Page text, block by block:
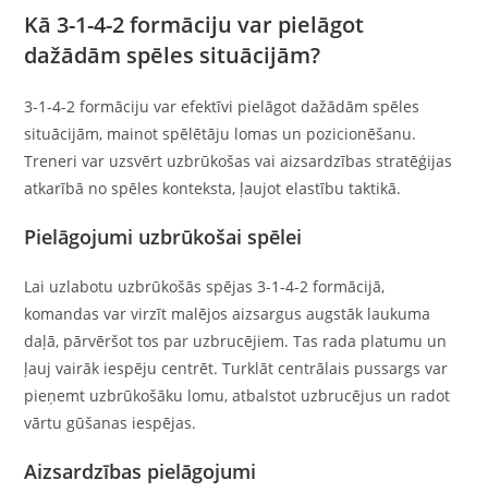
Kā 3-1-4-2 formāciju var pielāgot
dažādām spēles situācijām?
3-1-4-2 formāciju var efektīvi pielāgot dažādām spēles
situācijām, mainot spēlētāju lomas un pozicionēšanu.
Treneri var uzsvērt uzbrūkošas vai aizsardzības stratēģijas
atkarībā no spēles konteksta, ļaujot elastību taktikā.
Pielāgojumi uzbrūkošai spēlei
Lai uzlabotu uzbrūkošās spējas 3-1-4-2 formācijā,
komandas var virzīt malējos aizsargus augstāk laukuma
daļā, pārvēršot tos par uzbrucējiem. Tas rada platumu un
ļauj vairāk iespēju centrēt. Turklāt centrālais pussargs var
pieņemt uzbrūkošāku lomu, atbalstot uzbrucējus un radot
vārtu gūšanas iespējas.
Aizsardzības pielāgojumi